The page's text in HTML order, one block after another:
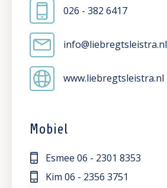
026 - 382 6417
info@liebregtsleistra.nl
www.liebregtsleistra.nl
Mobiel
Esmee 06 - 2301 8353
Kim 06 - 2356 3751